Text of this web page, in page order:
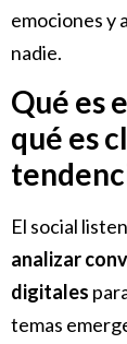
emociones y
nadie.
Qué es
qué es
El social
analizar
digitales
temas